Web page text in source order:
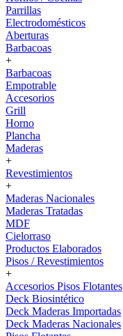
Parrillas
Electrodomésticos
Aberturas
Barbacoas
+
Barbacoas
Empotrable
Accesorios
Grill
Horno
Plancha
Maderas
+
Revestimientos
+
Maderas Nacionales
Maderas Tratadas
MDF
Cielorraso
Productos Elaborados
Pisos / Revestimientos
+
Accesorios Pisos Flotantes
Deck Biosintético
Deck Maderas Importadas
Deck Maderas Nacionales